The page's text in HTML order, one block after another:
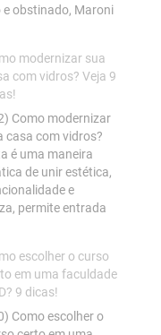
e obstinado, Maroni
modernizar sua
com vidros? Veja 9
Como modernizar
casa com vidros?
é uma maneira
de unir estética,
e
permite entrada
escolher o curso
em uma faculdade
9 dicas!
Como escolher o